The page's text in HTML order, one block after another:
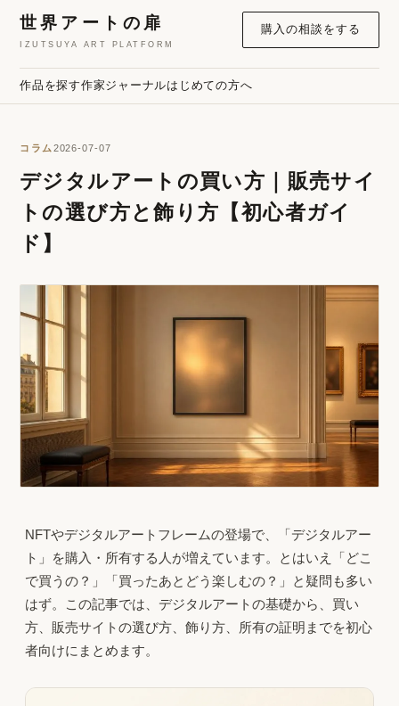
世界アートの扉
IZUTSUYA ART PLATFORM
作品を探す作家ジャーナルはじめての方へ
購入の相談をする
コラム 2026-07-07
デジタルアートの買い方｜販売サイ
トの選び方と飾り方【初心者ガイ
ド】
NFTやデジタルアートフレームの登場で、「デジタルアー
ト」を購入・所有する人が増えています。とはいえ「どこ
で買うの？」「買ったあとどう楽しむの？」と疑問も多い
はず。この記事では、デジタルアートの基礎から、買い
方、販売サイトの選び方、飾り方、所有の証明までを初心
者向けにまとめます。